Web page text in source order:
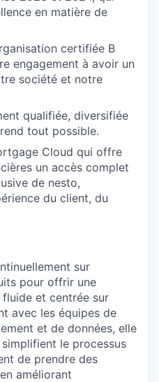
en matière de
certifiée B
engagement à avoir un
société et notre
qualifiée, diversifiée
tout possible.
Cloud qui offre
un accès complet
de nesto,
du client, du
sur
pour offrir une
et centrée sur
avec les équipes de
et de données, elle
le processus
de prendre des
améliorant